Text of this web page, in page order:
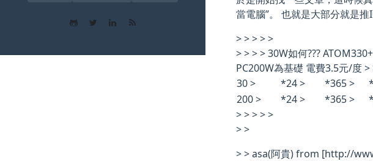
當電腦”。 也就是大部分就是
> > > > >
> > > > 30W如何???
PC200W為基礎 電費3.5元/度 >
30 >
*24 > *365 >
200 >
*24 > *365 >
> > > > >
> >
> > asa(阿貴) from [http://